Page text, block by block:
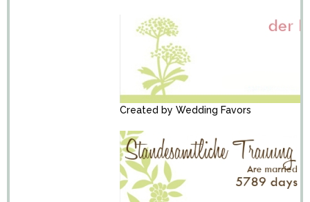
Created by Wedding Favors